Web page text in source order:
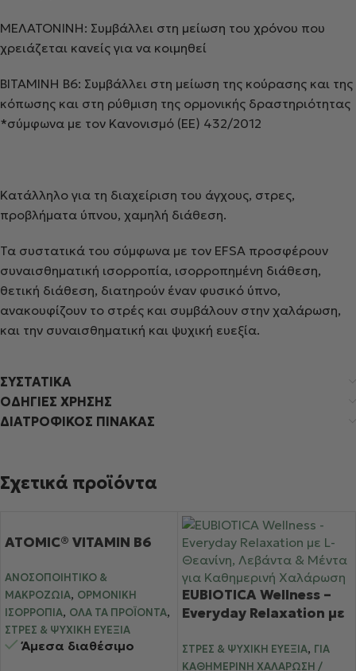
ΜΕΛΑΤΟΝΙΝΗ: Συμβάλλει στη μείωση του χρόνου που
χρειάζεται κανείς για να κοιμηθεί
ΒΙΤΑΜΙΝΗ Β6: Συμβάλλει στη μείωση της κούρασης και της
κόπωσης και στη ρύθμιση της ορμονικής δραστηριότητας
*σύμφωνα με τον Κανονισμό (ΕΕ) 432/2012
Κατάλληλο για τη διαχείριση του άγχους, στρες,
προβλήματα ύπνου, χαμηλή διάθεση.
Τα συστατικά του σύμφωνα με τον EFSA προσφέρουν
συναισθηματική ισορροπία, ισορροπημένη διάθεση,
θετική διάθεση, διατηρούν έναν φυσικό ύπνο,
ανακουφίζουν το στρές και συμβάλουν στην χαλάρωση,
και την συναισθηματική και ψυχική ευεξία.
ΣΥΣΤΑΤΙΚΑ
ΟΔΗΓΙΕΣ ΧΡΗΣΗΣ
ΔΙΑΤΡΟΦΙΚΟΣ ΠΙΝΑΚΑΣ
Σχετικά προϊόντα
ATOMIC® VITAMIN B6
ΑΝΟΣΟΠΟΙΗΤΙΚΌ &
ΜΑΚΡΟΖΩΊΑ, ΟΡΜΟΝΙΚΉ
ΙΣΟΡΡΟΠΊΑ, ΌΛΑ ΤΑ ΠΡΟΪΌΝΤΑ,
ΣΤΡΕΣ & ΨΥΧΙΚΉ ΕΥΕΞΊΑ
Άμεσα διαθέσιμο
EUBIOTICA Wellness –
Everyday Relaxation με
Μέντα για Καθημερινή
Χαλάρωση
ΣΤΡΕΣ & ΨΥΧΙΚΉ ΕΥΕΞΊΑ, ΓΙΑ
ΚΑΘΗΜΕΡΙΝΉ ΧΑΛΆΡΩΣΗ /